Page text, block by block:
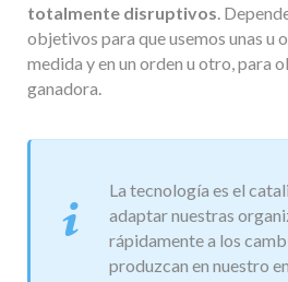
totalmente disruptivos.
objetivos para que usemos unas u
medida y en un orden u otro, para
ganadora.
La tecnología es el
adaptar nuestras
rápidamente a los
produzcan en nuestro